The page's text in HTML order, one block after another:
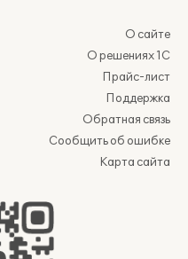
О сайте
О решениях 1С
Прайс-лист
Поддержка
Обратная связь
Сообщить об ошибке
Карта сайта